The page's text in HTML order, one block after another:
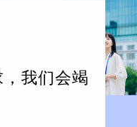
我们会竭